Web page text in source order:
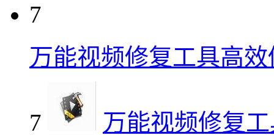
7
万能视频修复工具高
7
万能视频修复